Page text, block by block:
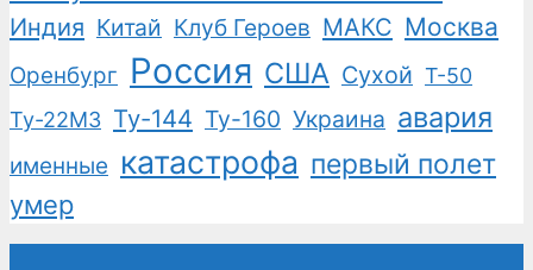
Индия Китай Клуб Героев МАКС Москва
Оренбург Россия США Сухой Т-50
Ту-22М3 Ту-144 Ту-160 Украина авария
именные катастрофа первый полет
умер